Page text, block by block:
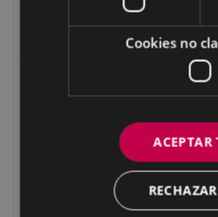
Iglesia de Azitain
Ignacio Zuloaga (1870-2020)
Cookies no
ACEPTAR